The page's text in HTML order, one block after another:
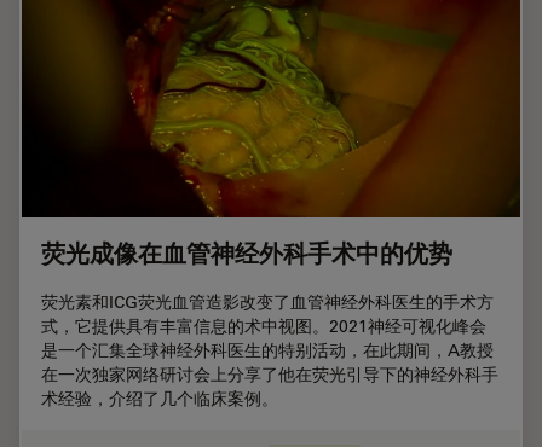
荧光成像在血管神经外科手术中的优势
荧光素和ICG荧光血管造影改变了血管神经外科医生的手术方
式，它提供具有丰富信息的术中视图。2021神经可视化峰会
是一个汇集全球神经外科医生的特别活动，在此期间，A教授
在一次独家网络研讨会上分享了他在荧光引导下的神经外科手
术经验，介绍了几个临床案例。